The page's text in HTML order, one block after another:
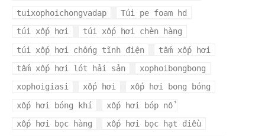
tuixophoichongvadap
Túi pe foam hd
túi xốp hơi
túi xốp hơi chèn hàng
túi xốp hơi chống tĩnh điện
tấm xốp hơi
tấm xốp hơi lót hải sản
xophoibongbong
xophoigiasi
xốp hơi
xốp hơi bong bóng
xốp hơi bóng khí
xốp hơi bóp nổ
xốp hơi bọc hàng
xốp hơi bọc hạt điều